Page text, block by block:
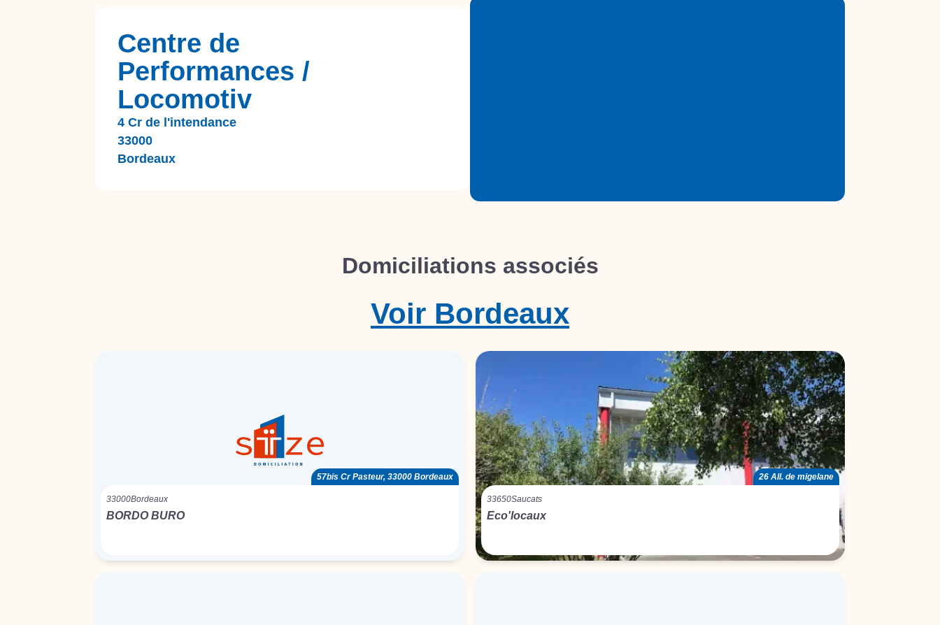
Centre de
Performances /
Locomotiv
4 Cr de l'intendance
33000
Bordeaux
Domiciliations associés
Bordeaux
Voir
57bis Cr Pasteur, 33000 Bordeaux
33000Bordeaux
BORDO BURO
26 All. de migelane
33650Saucats
Eco'locaux